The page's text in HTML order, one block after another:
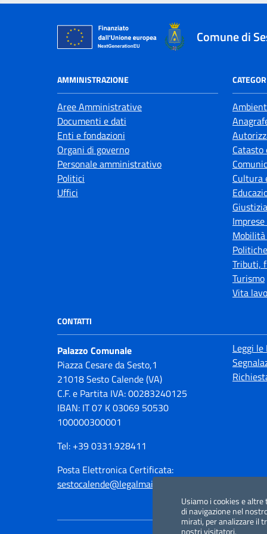
Usiamo i cookies e
di navigazione nel
mirati, per analizzare il
nostri visitatori.
Comune di
AMMINISTRAZIONE
Aree Amministrative
Documenti e dati
Enti e fondazioni
Organi di governo
Personale amministrativo
Politici
Uffici
Cultura
Tributi,
Turismo
Vita
CONTATTI
Palazzo Comunale
Piazza Cesare da Sesto,1
21018 Sesto Calende (VA)
C.F. e Partita IVA: 00283240125
IBAN: IT 07 K 03069 50530
100000300001
Tel: +39 0331.928411
Posta Elettronica Certificata:
sestocalende@legalmail.it
Leggi le